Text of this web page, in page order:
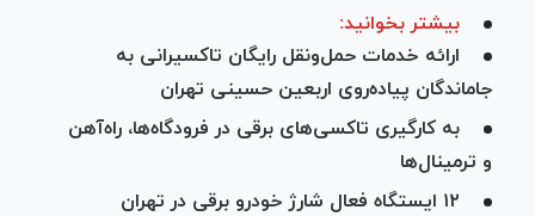
بیشتر بخوانید:
ارائه خدمات حمل‌و‌نقل رایگان تاکسیرانی به
جاماندگان پیاده‌روی اربعین حسینی تهران
به کارگیری تاکسی‌های برقی در فرودگاه‌ها، راه‌آهن
و ترمینال‌ها
۱۲ ایستگاه فعال شارژ خودرو برقی در تهران